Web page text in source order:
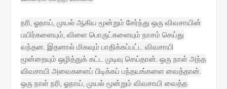
நரி, ஓநாய், முயல் ஆகிய மூன்றும் சேர்ந்து ஒரு விவசாயின்
பயிர்களையும், விளை பொருட்களையும் நாசம் செய்து
வந்தன. இதனால் மிகவும் பாதிக்கப்பட்ட விவசாயி
மூன்றையும் ஒழித்துக் கட்ட முடிவு செய்தான். ஒரு நாள் அந்த
விவசாயி அவைகளைப் பிடிக்கப் பந்தயங்களை வைத்தான்.
ஒரு நாள் நரி, ஓநாய், முயல் மூன்றும் விவசாயி வைத்த